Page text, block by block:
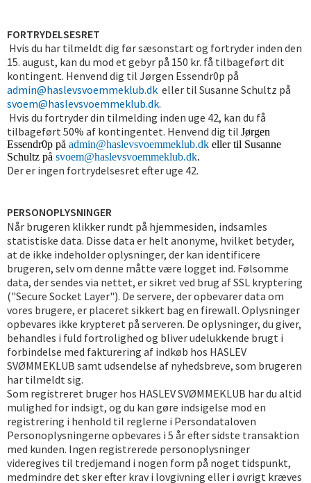
FORTRYDELSESRET
Hvis du har tilmeldt dig før sæsonstart og fortryder inden den
15. august, kan du mod et gebyr på 150 kr. få tilbageført dit
kontingent. Henvend dig til Jørgen Essendr0p på
admin@haslevsvoemmeklub.dk eller til Susanne Schultz på
svoem@haslevsvoemmeklub.dk.
Hvis du fortryder din tilmelding inden uge 42, kan du få
tilbageført 50% af kontingentet. Henvend dig til Jørgen
Essendr0p på admin@haslevsvoemmeklub.dk eller til Susanne
Schultz på svoem@haslevsvoemmeklub.dk.
Der er ingen fortrydelsesret efter uge 42.
PERSONOPLYSNINGER
Når brugeren klikker rundt på hjemmesiden, indsamles
statistiske data. Disse data er helt anonyme, hvilket betyder,
at de ikke indeholder oplysninger, der kan identificere
brugeren, selv om denne måtte være logget ind. Følsomme
data, der sendes via nettet, er sikret ved brug af SSL kryptering
("Secure Socket Layer"). De servere, der opbevarer data om
vores brugere, er placeret sikkert bag en firewall. Oplysninger
opbevares ikke krypteret på serveren. De oplysninger, du giver,
behandles i fuld fortrolighed og bliver udelukkende brugt i
forbindelse med fakturering af indkøb hos HASLEV
SVØMMEKLUB samt udsendelse af nyhedsbreve, som brugeren
har tilmeldt sig.
Som registreret bruger hos HASLEV SVØMMEKLUB har du altid
mulighed for indsigt, og du kan gøre indsigelse mod en
registrering i henhold til reglerne i Persondataloven
Personoplysningerne opbevares i 5 år efter sidste transaktion
med kunden. Ingen registrerede personoplysninger
videregives til tredjemand i nogen form på noget tidspunkt,
medmindre det sker efter krav i lovgivning eller i øvrigt kræves